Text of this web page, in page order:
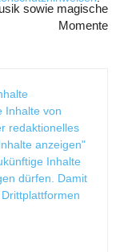
sowie magische
Momente
Inhalte von
redaktionelles
anzeigen"
Inhalte
dürfen. Damit